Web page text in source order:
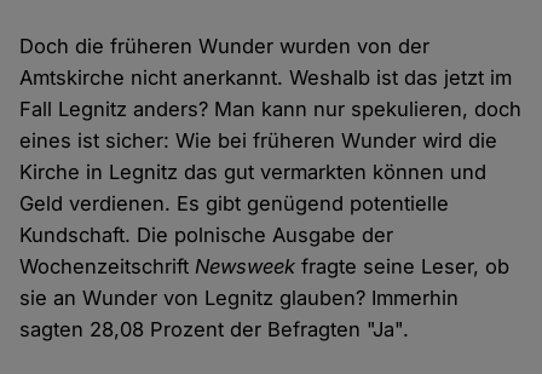
Doch die früheren Wunder wurden von der
Amtskirche nicht anerkannt. Weshalb ist das jetzt im
Fall Legnitz anders? Man kann nur spekulieren, doch
eines ist sicher: Wie bei früheren Wunder wird die
Kirche in Legnitz das gut vermarkten können und
Geld verdienen. Es gibt genügend potentielle
Kundschaft. Die polnische Ausgabe der
WochenzeitschriftNewsweek fragte seine Leser, ob
sie an Wunder von Legnitz glauben? Immerhin
sagten 28,08 Prozent der Befragten "Ja".